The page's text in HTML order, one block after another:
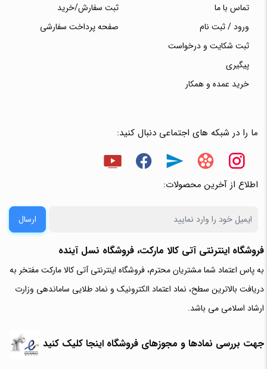
تماس با ما
ورود / ثبت نام
ثبت شکایت و درخواست
پیگیری
خرید عمده و همکار
ثبت سفارش/خرید
صفحه پرداخت سفارشی
ما را در شبکه های اجتماعی دنبال کنید:
اطلاع از آخرین محصولات:
ارسال
فروشگاه اینترنتی آتی‌ کالا مارکت، فروشگاه نسل آینده
به پاس اعتماد شما مشتریان محترم، فروشگاه اینترنتی آتی کالا مارکت مفتخر به
دریافت بالاترین سطح، نماد اعتماد الکترونیک و نماد طلایی ساماندهی وزارت
ارشاد اسلامی می باشد.
جهت بررسی نمادها و مجوزهای فروشگاه اینجا کلیک کنید